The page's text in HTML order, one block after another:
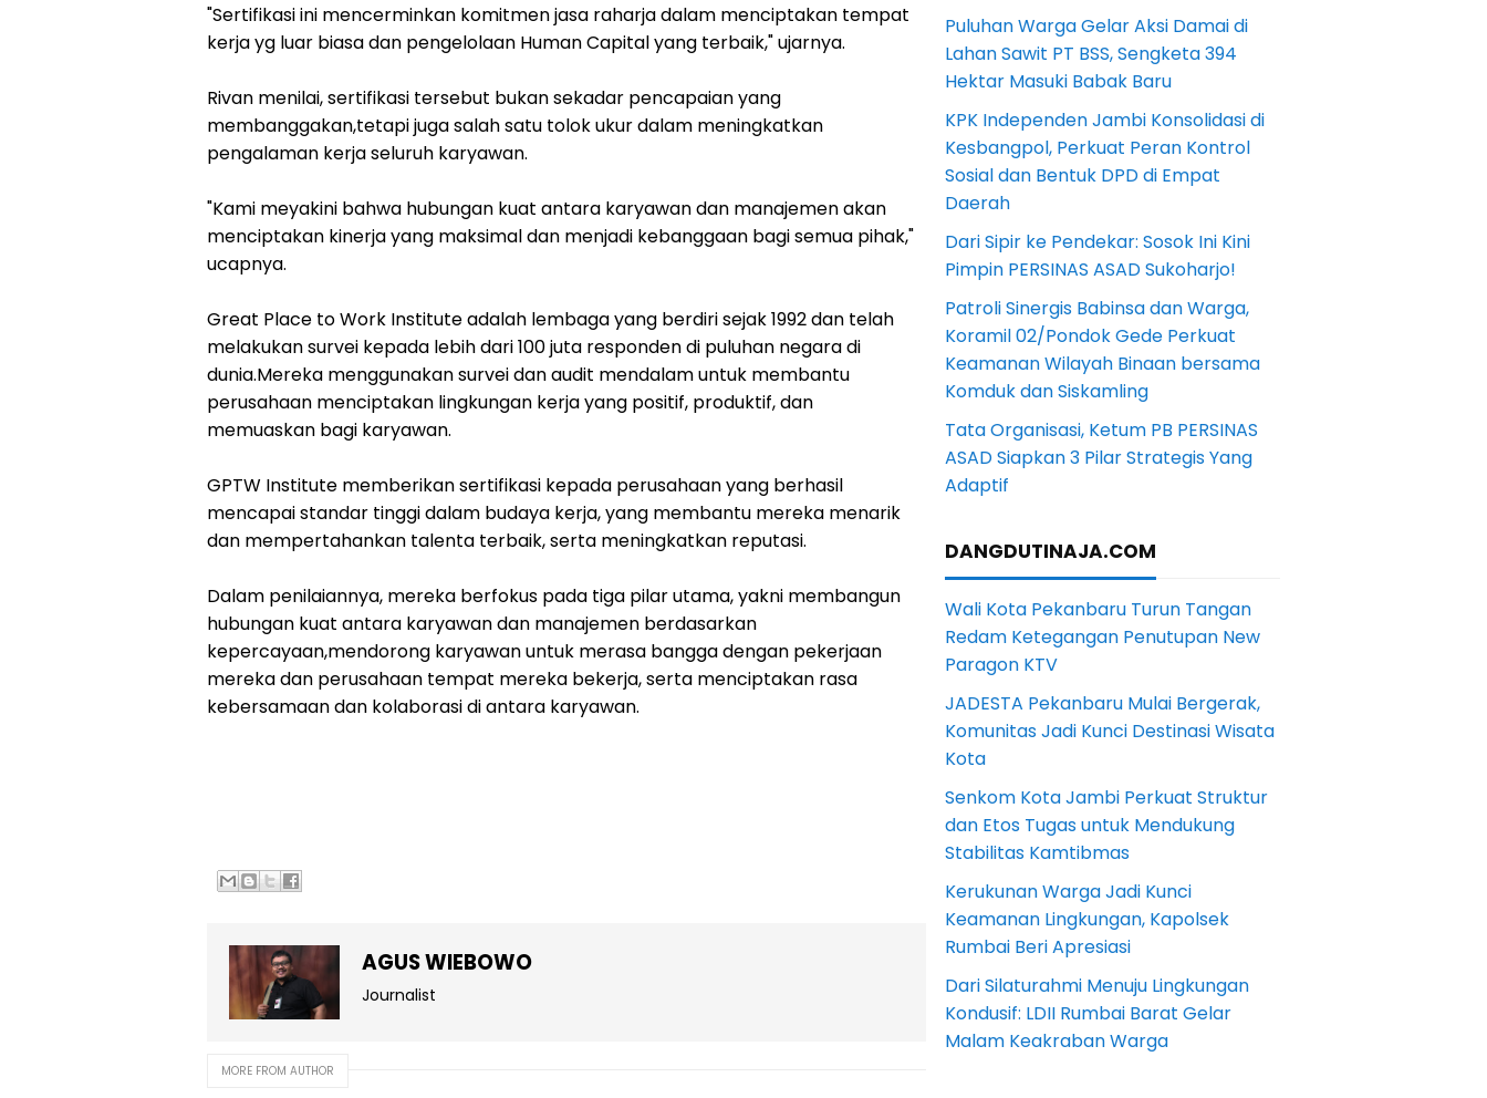
"Sertifikasi ini mencerminkan komitmen jasa raharja dalam menciptakan tempat
kerja yg luar biasa dan pengelolaan Human Capital yang terbaik," ujarnya.
Rivan menilai, sertifikasi tersebut bukan sekadar pencapaian yang
membanggakan,tetapi juga salah satu tolok ukur dalam meningkatkan
pengalaman kerja seluruh karyawan.
"Kami meyakini bahwa hubungan kuat antara karyawan dan manajemen akan
menciptakan kinerja yang maksimal dan menjadi kebanggaan bagi semua pihak,"
ucapnya.
Great Place to Work Institute adalah lembaga yang berdiri sejak 1992 dan telah
melakukan survei kepada lebih dari 100 juta responden di puluhan negara di
dunia.Mereka menggunakan survei dan audit mendalam untuk membantu
perusahaan menciptakan lingkungan kerja yang positif, produktif, dan
memuaskan bagi karyawan.
GPTW Institute memberikan sertifikasi kepada perusahaan yang berhasil
mencapai standar tinggi dalam budaya kerja, yang membantu mereka menarik
dan mempertahankan talenta terbaik, serta meningkatkan reputasi.
Dalam penilaiannya, mereka berfokus pada tiga pilar utama, yakni membangun
hubungan kuat antara karyawan dan manajemen berdasarkan
kepercayaan,mendorong karyawan untuk merasa bangga dengan pekerjaan
mereka dan perusahaan tempat mereka bekerja, serta menciptakan rasa
kebersamaan dan kolaborasi di antara karyawan.
AGUS WIEBOWO
Journalist
MORE FROM AUTHOR
Puluhan Warga Gelar Aksi Damai di
Lahan Sawit PT BSS, Sengketa 394
Hektar Masuki Babak Baru
KPK Independen Jambi Konsolidasi di
Kesbangpol, Perkuat Peran Kontrol
Sosial dan Bentuk DPD di Empat
Daerah
Dari Sipir ke Pendekar: Sosok Ini Kini
Pimpin PERSINAS ASAD Sukoharjo!
Patroli Sinergis Babinsa dan Warga,
Koramil 02/Pondok Gede Perkuat
Keamanan Wilayah Binaan bersama
Komduk dan Siskamling
Tata Organisasi, Ketum PB PERSINAS
ASAD Siapkan 3 Pilar Strategis Yang
Adaptif
DANGDUTINAJA.COM
Wali Kota Pekanbaru Turun Tangan
Redam Ketegangan Penutupan New
Paragon KTV
JADESTA Pekanbaru Mulai Bergerak,
Komunitas Jadi Kunci Destinasi Wisata
Kota
Senkom Kota Jambi Perkuat Struktur
dan Etos Tugas untuk Mendukung
Stabilitas Kamtibmas
Kerukunan Warga Jadi Kunci
Keamanan Lingkungan, Kapolsek
Rumbai Beri Apresiasi
Dari Silaturahmi Menuju Lingkungan
Kondusif: LDII Rumbai Barat Gelar
Malam Keakraban Warga